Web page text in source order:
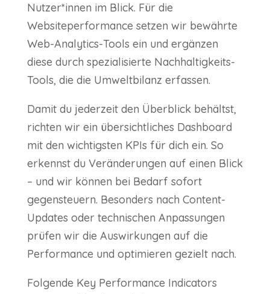
Nutzer*innen im Blick. Für die
Websiteperformance setzen wir bewährte
Web-Analytics-Tools ein und ergänzen
diese durch spezialisierte Nachhaltigkeits-
Tools, die die Umweltbilanz erfassen.
Damit du jederzeit den Überblick behältst,
richten wir ein übersichtliches Dashboard
mit den wichtigsten KPIs für dich ein. So
erkennst du Veränderungen auf einen Blick
– und wir können bei Bedarf sofort
gegensteuern. Besonders nach Content-
Updates oder technischen Anpassungen
prüfen wir die Auswirkungen auf die
Performance und optimieren gezielt nach.
Folgende Key Performance Indicators